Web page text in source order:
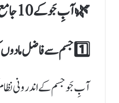
🌿آبِ جَو کے 10 جامع فوائد
1️⃣ جسم سے فاضل مادوں کی صفائی
آبِ جَو جسم کے اندرونی